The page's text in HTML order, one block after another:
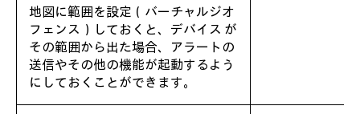
地図に範囲を設定（バーチャルジオ
フェンス）しておくと、デバイス が
その範囲から出た場合、アラートの
送信やその他の機能が起動するよう
にしておくことができます。